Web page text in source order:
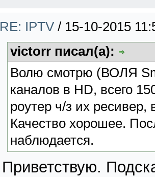
RE: IPTV / 15-10-2015
victorr писал(а):
Волю смотрю (ВОЛЯ
каналов в HD, всего
роутер ч/з их ресивер,
Качество хорошее.
наблюдается.
Приветствую.